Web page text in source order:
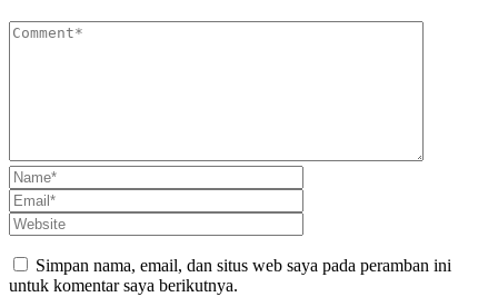
Simpan nama, email, dan situs web saya pada peramban ini
untuk komentar saya berikutnya.